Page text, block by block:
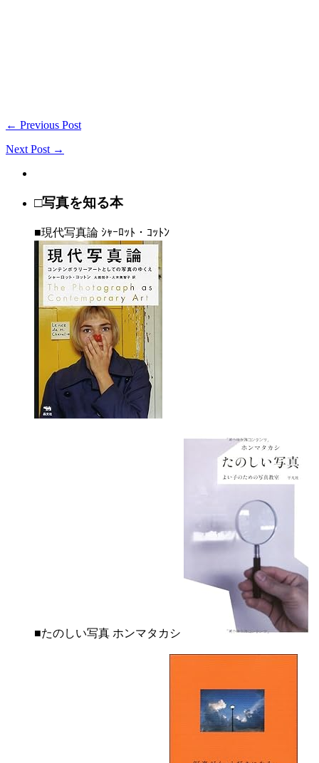
← Previous Post
Next Post →
□写真を知る本
■現代写真論 ｼｬｰﾛｯﾄ・ｺｯﾄﾝ
■たのしい写真 ホンマタカシ